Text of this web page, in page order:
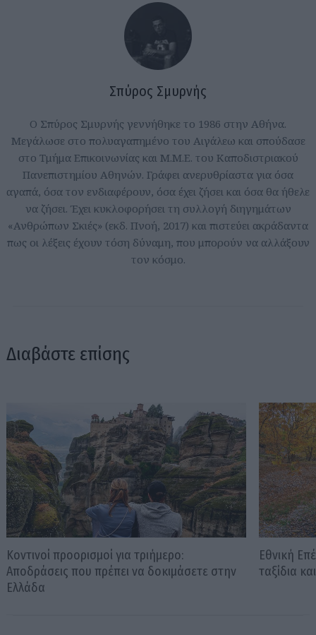
Σπύρος Σμυρνής
Ο Σπύρος Σμυρνής γεννήθηκε το 1986 στην Αθήνα.
Μεγάλωσε στο πολυαγαπημένο του Αιγάλεω και σπούδασε
στο Τμήμα Επικοινωνίας και Μ.Μ.Ε. του Καποδιστριακού
Πανεπιστημίου Αθηνών. Γράφει ανερυθρίαστα για όσα
αγαπά, όσα τον ενδιαφέρουν, όσα έχει ζήσει και όσα θα ήθελε
να ζήσει. Έχει κυκλοφορήσει τη συλλογή διηγημάτων
«Ανθρώπων Σκιές» (εκδ. Πνοή, 2017) και πιστεύει ακράδαντα
πως οι λέξεις έχουν τόση δύναμη, που μπορούν να αλλάξουν
τον κόσμο.
Διαβάστε επίσης
Κοντινοί προορισμοί για τριήμερο:
Αποδράσεις που πρέπει να δοκιμάσετε στην
Ελλάδα
Εθνική
ταξίδια